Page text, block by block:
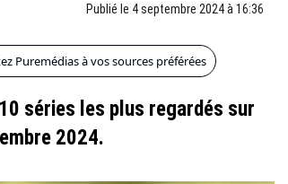
Publié le 4 septembre 2024 à 16:36
Puremédias à vos sources préférées
séries les plus regardés sur
2024.